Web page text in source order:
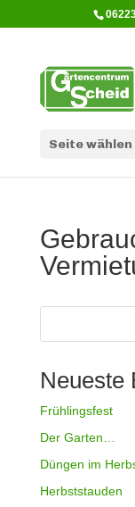
Seite wählen
Neueste
Frühlingsfest
Der Garten…
Düngen im
Herbststauden